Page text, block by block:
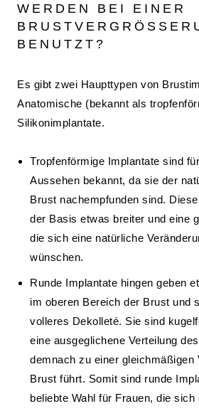
WERDEN BEI EINER
ENUTZT?
Es gibt zwei Haupttypen von
Anatomische (bekannt als
Silikonimplantate.
Tropfenförmige Implantate sind
Aussehen bekannt, da sie der
Brust nachempfunden sind.
der Basis etwas breiter und eine
die sich eine natürliche
wünschen.
Runde Implantate hingen geben
im oberen Bereich der Brust und
volleres Dekolleté. Sie sind
eine ausgeglichene Verteilung
demnach zu einer gleichmäßigen
Brust führt. Somit sind runde
beliebte Wahl für Frauen, die